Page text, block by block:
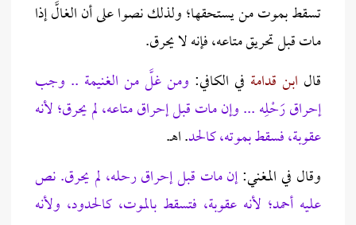
تسقط بموت من يستحقها؛ ولذلك نصوا على أن الغالَّ إذا
مات قبل تحريق متاعه، فإنه لا يحرق.
قال ابن قدامة في الكافي: ومن غلَّ من الغنيمة .. وجب
إحراق رَحْلِه ... وإن مات قبل إحراق متاعه، لم يحرق؛ لأنه
عقوبة، فسقط بموته، كالحد. اهـ.
وقال في المغني:إن مات قبل إحراق رحله، لم يحرق. نص
عليه أحمد؛ لأنه عقوبة، فتسقط بالموت، كالحدود، ولأنه